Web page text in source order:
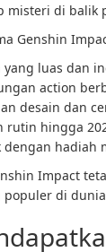
misteri di balik
Genshin
yang luas dan
action
desain dan
rutin hingga
dengan hadiah
Impact
populer di